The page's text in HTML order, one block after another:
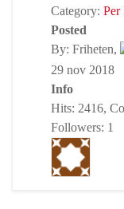
Category: Per
Posted
By: Friheten,
29 nov 2018
Info
Hits: 2416,
Followers: 1